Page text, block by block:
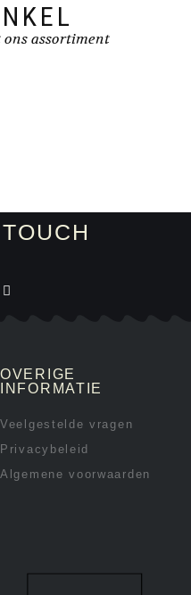
assortiment
OVERIGE
INFORMATIE
Veelgestelde vragen
Privacybeleid
Algemene voorwaarden